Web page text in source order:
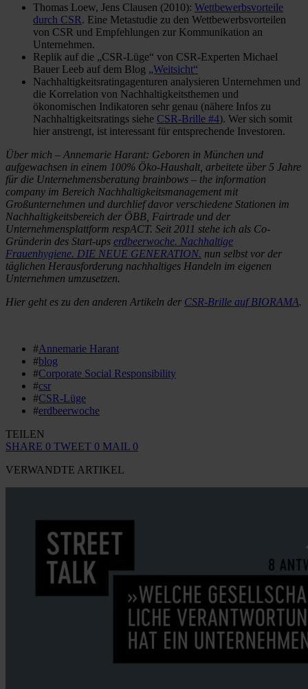
Thomas Loew, Jens Clausen (2010): Wettbewerbsvorteile
durch CSR. Eine Metastudie zu den Wettbewerbsvorteilen
von CSR und Empfehlungen zur Kommunikation an
Unternehmen.
Replik auf die „CSR-Lüge“ von CSR-Experten Michael
Bauer Leeb auf dem Blog „Weitsicht“
Nachhaltigkeitsratingagenturen analysieren Unternehmen und
die Korrelation von Nachhaltigkeitsthemen und
ökonomischen Indikatoren sehr genau (nähere Infos zu
Nachhaltigkeitsratings siehe CSR-Brille #4). Wer sich somit
hier anstrengt, ist interessant für entsprechende Investoren.
Über mich – Annemarie Harant: Geboren in München und
aufgewachsen in einem 100% Öko-Haushalt, arbeitete über 5 Jahre
für die Unternehmensberatung brainbows – the information
company im Bereich Nachhaltigkeitsmanagement mit
Großunternehmen und durchlief davor verschiedene Stationen im
Nachhaltigkeitsbereich der ÖBB, Fairtrade und der
Unternehmensplattform respACT. Seit 2011 stehe ich als Co-
Gründerin des Start-ups erdbeerwoche. Nachhaltige
Frauenhygiene. DIE NEUE GENERATION. nun selbst vor der
täglichen Herausforderung nachhaltiges Handeln im eigenen
Unternehmen umzusetzen.
Hier geht es zu den anderen Artikeln der CSR-Brille auf BIORAMA.
#Annemarie Harant
#blog
#Corporate Social Responsibility
#csr
#CSR-Lüge
#erdbeerwoche
TEILEN
SHARE 0 TWEET 0 MAIL 0
VERWANDTE ARTIKEL